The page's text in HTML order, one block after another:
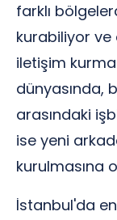
farklı
kurabiliyor ve
iletişim
dünyasında,
arasındaki
ise yeni
kurulmasına
İstanbul'da